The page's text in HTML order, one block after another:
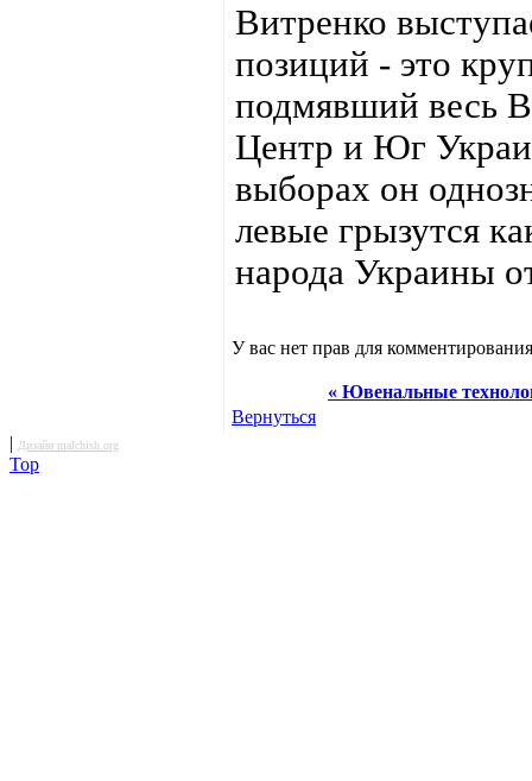
Витренко
позиций - это
подмявший весь
Центр и Юг
выборах он
левые грызутся
народа Украины
У вас нет прав для
« Ювенальные
Вернуться
| Дизайн malchish.org
Top